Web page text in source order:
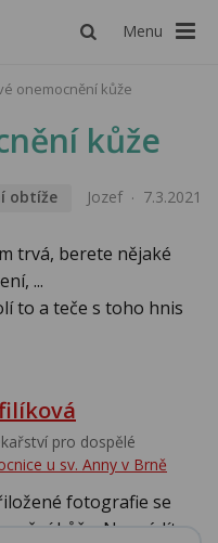
Menu
onemocnění kůže
kůže
obtíže Jozef 7.3.2021
trvá, berete nějaké
...
to a teče s toho hnis
pro dospělé
u sv. Anny v Brně
fotografie se
kůže. Neuvádíte ...